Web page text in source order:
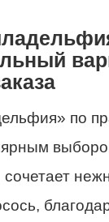
по
сочетает